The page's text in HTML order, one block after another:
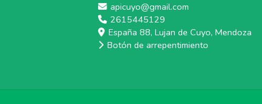
apicuyo@gmail.com
2615445129
España 88, Lujan de Cuyo, Mendoza
Botón de arrepentimiento